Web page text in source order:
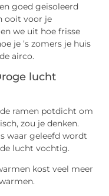
goed geïsoleerd
ooit voor je
we uit hoe frisse
je ’s zomers je huis
airco.
lucht
ramen potdicht om
zou je denken.
waar geleefd wordt
lucht vochtig.
kost veel meer